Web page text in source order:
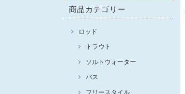
商品カテゴリー
ロッド
トラウト
ソルトウォーター
バス
フリースタイル